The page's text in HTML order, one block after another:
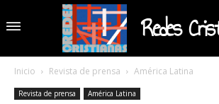
Redes
Inicio Revista de prensa América Latina
Revista de prensa América Latina